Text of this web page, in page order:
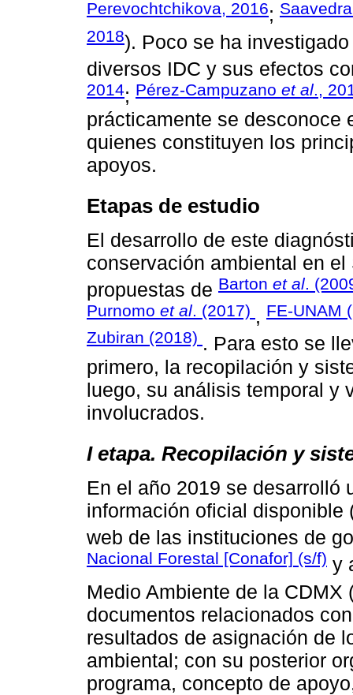
Perevochtchikova, 2016;
2018). Poco se ha
diversos IDC y sus efectos
2014; Pérez-Campuzano et al.,
prácticamente se desconoce
quienes constituyen los
apoyos.
Etapas de estudio
El desarrollo de este
conservación ambiental en
propuestas de Barton et al.
Purnomo et al. (2017) , FE-UNAM
Zubiran (2018) . Para esto se
primero, la recopilación y
luego, su análisis temporal y
involucrados.
I etapa. Recopilación y
En el año 2019 se desarrolló
información oficial disponible
web de las instituciones de
Nacional Forestal [Conafor] (s/f) y
Medio Ambiente de la CDMX
documentos relacionados
resultados de asignación de
ambiental; con su posterior
programa, concepto de